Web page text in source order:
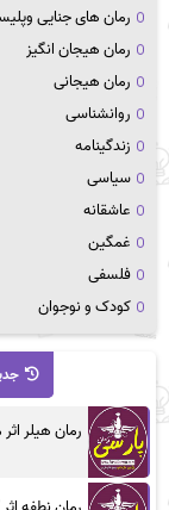
رمان های جنایی
رمان هیجان انگیز
رمان هیجانی
روانشناسی
زندگینامه
سیاسی
عاشقانه
غمگین
فلسفی
کودک و نوجوان
رمان هیلر